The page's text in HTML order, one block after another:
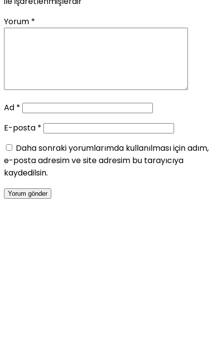
Yorum *
Ad *
E-posta *
Daha sonraki yorumlarımda kullanılması için adım,
e-posta adresim ve site adresim bu tarayıcıya
kaydedilsin.